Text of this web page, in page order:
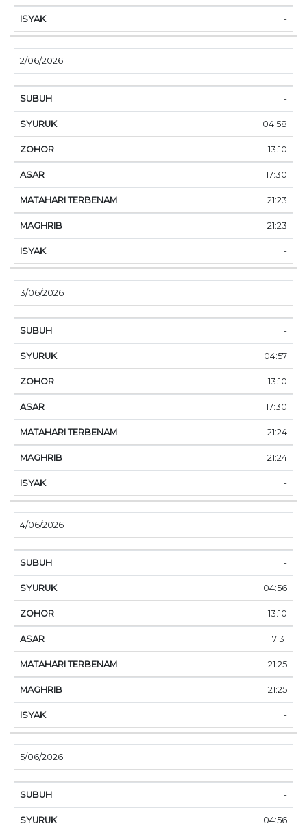
-
2/06/2026
-
04:58
13:10
17:30
21:23
21:23
-
3/06/2026
-
04:57
13:10
17:30
21:24
21:24
-
4/06/2026
-
04:56
13:10
17:31
21:25
21:25
-
5/06/2026
-
04:56